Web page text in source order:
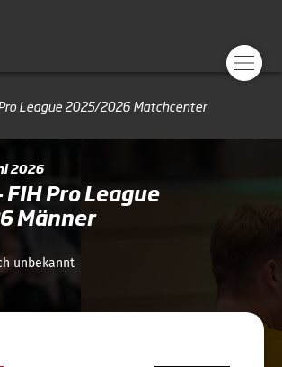
League 2025/2026 Matchcenter
2026
Pro League
Männer
unbekannt